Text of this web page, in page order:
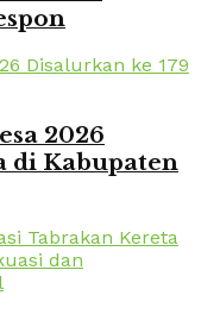
2026
di Kabupaten